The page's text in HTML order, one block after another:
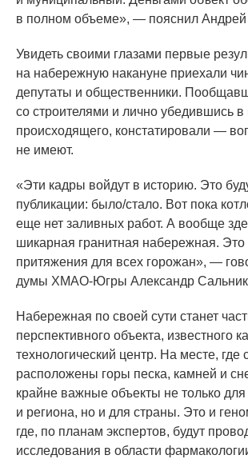
в полном объеме», — пояснил Андрей
Увидеть своими глазами первые
на набережную накануне приехали
депутаты и общественники.
со строителями и лично убедившись
происходящего, констатировали —
не имеют.
«Эти кадры войдут в историю. Это
публикации: было/стало. Вот пока
еще нет заливных работ. А вообще
шикарная гранитная набережная. Это
притяжения для всех горожан», —
думы ХМАО-Югры Александр
Набережная по своей сути станет
перспективного объекта, известного
технологический центр. На месте, где
расположены горы песка, камней и
крайне важные объекты не только
и региона, но и для страны. Это и
где, по планам экспертов, будут
исследования в области